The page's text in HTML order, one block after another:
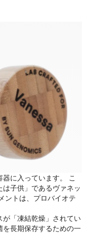
に入っています。 こ
子供」であるヴァネッ
ントは、プロバイオテ
が「凍結乾燥」されてい
を長期保存するための一